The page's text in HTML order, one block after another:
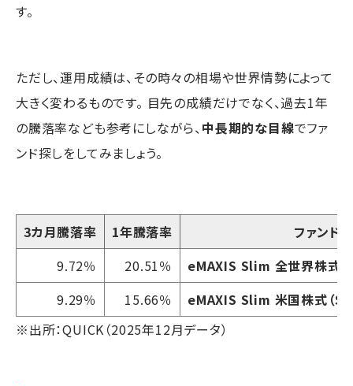
す。
ただし、運用成績は、その時々の相場や世界情勢によって
大きく変わるものです。 目先の成績だけでなく、過去1年
の騰落率なども参考にしながら、中長期的な目線でファ
ンド探しをしてみましょう。
3カ月騰落率 1年騰落率
ファンド名
9.72％
20.51％
eMAXIS Slim 全世界株式（
9.29％
15.66％
eMAXIS Slim 米国株式（
※出所：QUICK（2025年12月データ）